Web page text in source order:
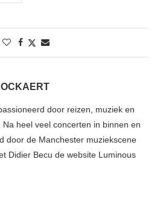
door reizen, muziek en
Na heel veel concerten in binnen en
door de Manchester muziekscene
Didier Becu de website Luminous